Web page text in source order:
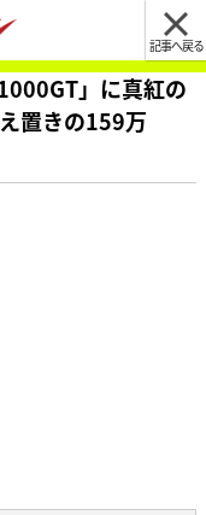
記事へ戻る
」に真紅の
置きの159万